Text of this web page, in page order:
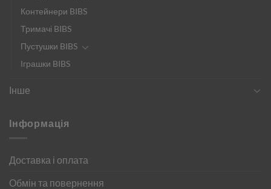
Контейнери BIBS
Тримачі BIBS
Пустушки BIBS
Іграшки BIBS
Інше
Інформація
Доставка і оплата
Обмін та повернення